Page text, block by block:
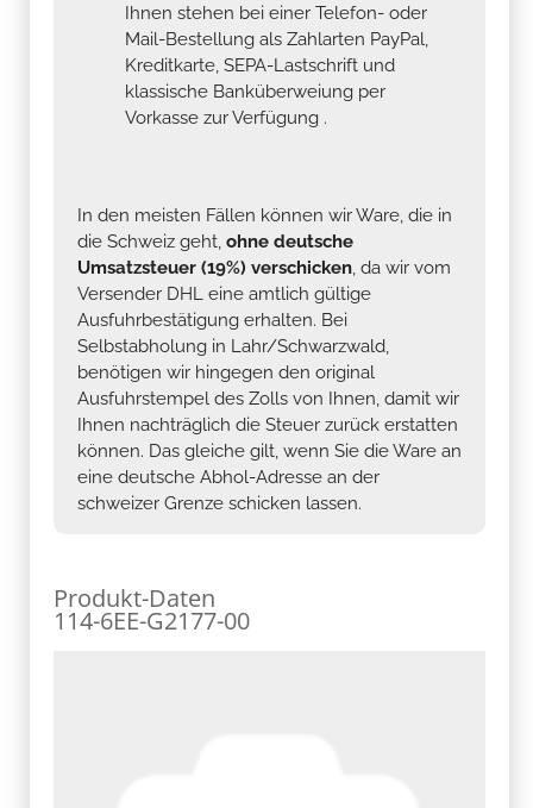
Ihnen stehen bei einer Telefon- oder
Mail-Bestellung als Zahlarten PayPal,
Kreditkarte, SEPA-Lastschrift und
klassische Banküberweiung per
Vorkasse zur Verfügung .
In den meisten Fällen können wir Ware, die in
die Schweiz geht, ohne deutsche
Umsatzsteuer (19%) verschicken, da wir vom
Versender DHL eine amtlich gültige
Ausfuhrbestätigung erhalten. Bei
Selbstabholung in Lahr/Schwarzwald,
benötigen wir hingegen den original
Ausfuhrstempel des Zolls von Ihnen, damit wir
Ihnen nachträglich die Steuer zurück erstatten
können. Das gleiche gilt, wenn Sie die Ware an
eine deutsche Abhol-Adresse an der
schweizer Grenze schicken lassen.
Produkt-Daten
114-6EE-G2177-00